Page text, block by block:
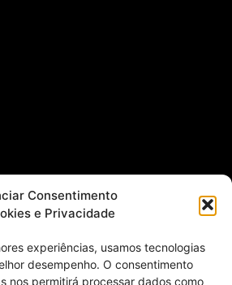
Consentimento
e Privacidade
experiências, usamos tecnologias
desempenho. O consentimento
nos permitirá processar dados como
4 Casa 25 – Lago Sul,